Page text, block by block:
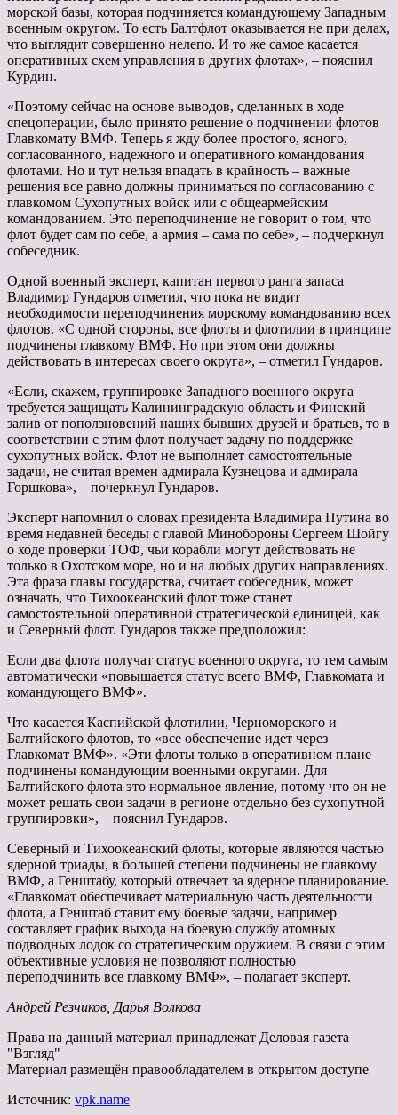
морской базы, которая подчиняется командующему Западным
военным округом. То есть Балтфлот оказывается не при делах,
что выглядит совершенно нелепо. И то же самое касается
оперативных схем управления в других флотах», – пояснил
Курдин.
«Поэтому сейчас на основе выводов, сделанных в ходе
спецоперации, было принято решение о подчинении флотов
Главкомату ВМФ. Теперь я жду более простого, ясного,
согласованного, надежного и оперативного командования
флотами. Но и тут нельзя впадать в крайность – важные
решения все равно должны приниматься по согласованию с
главкомом Сухопутных войск или с общеармейским
командованием. Это переподчинение не говорит о том, что
флот будет сам по себе, а армия – сама по себе», – подчеркнул
собеседник.
Одной военный эксперт, капитан первого ранга запаса
Владимир Гундаров отметил, что пока не видит
необходимости переподчинения морскому командованию всех
флотов. «С одной стороны, все флоты и флотилии в принципе
подчинены главкому ВМФ. Но при этом они должны
действовать в интересах своего округа», – отметил Гундаров.
«Если, скажем, группировке Западного военного округа
требуется защищать Калининградскую область и Финский
залив от поползновений наших бывших друзей и братьев, то в
соответствии с этим флот получает задачу по поддержке
сухопутных войск. Флот не выполняет самостоятельные
задачи, не считая времен адмирала Кузнецова и адмирала
Горшкова», – почеркнул Гундаров.
Эксперт напомнил о словах президента Владимира Путина во
время недавней беседы с главой Минобороны Сергеем Шойгу
о ходе проверки ТОФ, чьи корабли могут действовать не
только в Охотском море, но и на любых других направлениях.
Эта фраза главы государства, считает собеседник, может
означать, что Тихоокеанский флот тоже станет
самостоятельной оперативной стратегической единицей, как
и Северный флот. Гундаров также предположил:
Если два флота получат статус военного округа, то тем самым
автоматически «повышается статус всего ВМФ, Главкомата и
командующего ВМФ».
Что касается Каспийской флотилии, Черноморского и
Балтийского флотов, то «все обеспечение идет через
Главкомат ВМФ». «Эти флоты только в оперативном плане
подчинены командующим военными округами. Для
Балтийского флота это нормальное явление, потому что он не
может решать свои задачи в регионе отдельно без сухопутной
группировки», – пояснил Гундаров.
Северный и Тихоокеанский флоты, которые являются частью
ядерной триады, в большей степени подчинены не главкому
ВМФ, а Генштабу, который отвечает за ядерное планирование.
«Главкомат обеспечивает материальную часть деятельности
флота, а Генштаб ставит ему боевые задачи, например
составляет график выхода на боевую службу атомных
подводных лодок со стратегическим оружием. В связи с этим
объективные условия не позволяют полностью
переподчинить все главкому ВМФ», – полагает эксперт.
Андрей Резчиков, Дарья Волкова
Права на данный материал принадлежат Деловая газета
"Взгляд"
Материал размещён правообладателем в открытом доступе
Источник: vpk.name